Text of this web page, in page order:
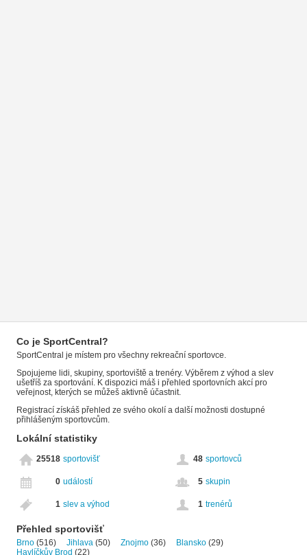
Co je SportCentral?
SportCentral je místem pro všechny rekreační sportovce.
Spojujeme lidi, skupiny, sportoviště a trenéry. Výběrem z výhod a slev
ušetříš za sportování. K dispozici máš i přehled sportovních akcí pro
veřejnost, kterých se můžeš aktivně účastnit.
Registrací získáš přehled ze svého okolí a další možnosti dostupné
přihlášeným sportovcům.
Lokální statistiky
25518 sportovišť 48 sportovců
0 událostí 5 skupin
1 slev a výhod 1 trenérů
Přehled sportovišť
Brno (516) Jihlava (50) Znojmo (36) Blansko (29)
Havlíčkův Brod (22)